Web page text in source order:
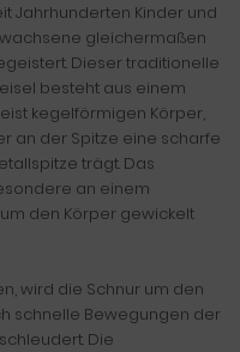
Jahrhunderten Kinder und
gleichermaßen
Dieser traditionelle
besteht aus einem
kegelförmigen Körper,
an der Spitze eine scharfe
trägt. Das
an einem
den Körper gewickelt
wird die Schnur um den
schnelle Bewegungen der
Die